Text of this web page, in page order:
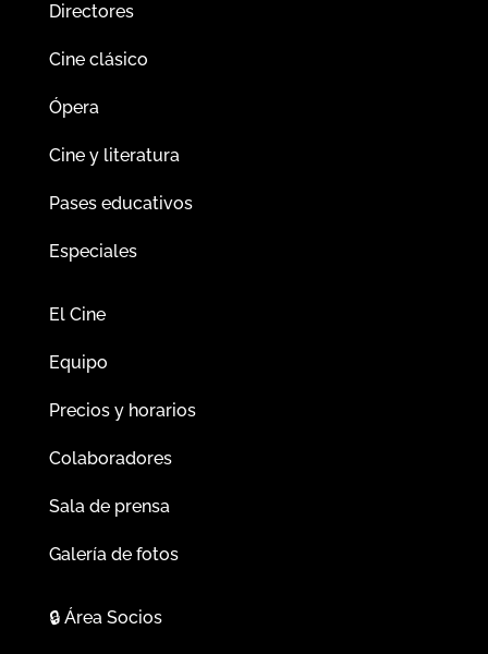
Directores
Cine clásico
Ópera
Cine y literatura
Pases educativos
Especiales
El Cine
Equipo
Precios y horarios
Colaboradores
Sala de prensa
Galería de fotos
🔒Área Socios